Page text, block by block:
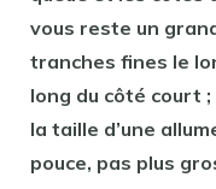
vous reste un
tranches fines le
long du côté court
la taille d’une
pouce, pas plus